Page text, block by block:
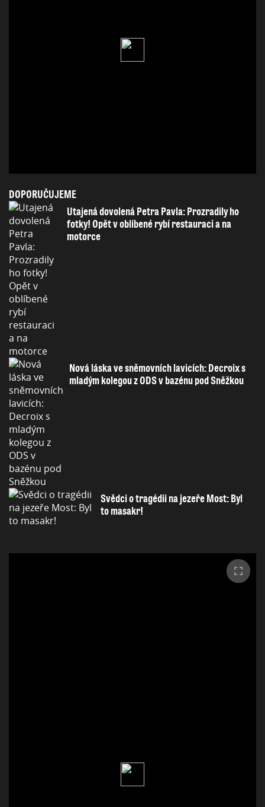
DOPORUČUJEME
Utajená dovolená Petra Pavla: Prozradily ho
fotky! Opět v oblíbené rybí restauraci a na
motorce
Nová láska ve sněmovních lavicích: Decroix s
mladým kolegou z ODS v bazénu pod Sněžkou
Svědci o tragédii na jezeře Most: Byl
to masakr!